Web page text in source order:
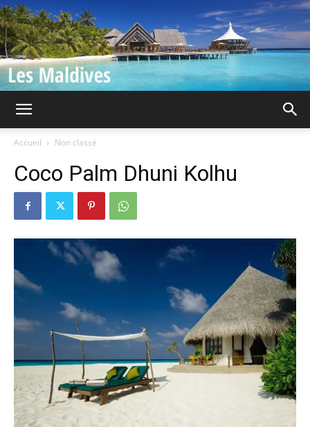
Maldives
Guide
Accueil Non classé
Coco Palm Dhuni Kolhu